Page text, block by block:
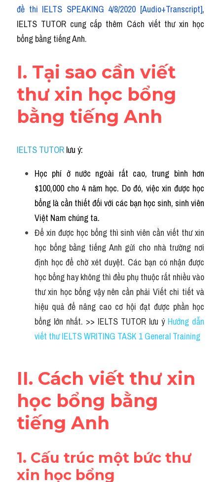
Idiom
Grammar
Word form
Cách dùng từ
Phân biệt từ
Writing
Reading
Vocabulary
đề thi IELTS SPEAKING 4/8/2020 [Audio+Transcript],
IELTS TUTOR cung cấp thêm Cách viết thư xin học
bổng bằng tiếng Anh.
I. Tại sao cần viết
thư xin học bổng
bằng tiếng Anh
IELTS TUTOR lưu ý:
Học phí ở nước ngoài rất cao, trung bình hơn
$100,000 cho 4 năm học. Do đó, việc xin được học
bổng là cần thiết đối với các bạn học sinh, sinh viên
Việt Nam chúng ta.
Để xin được học bổng thì sinh viên cần viết thư xin
học bổng bằng tiếng Anh gửi cho nhà trường nơi
định học để chờ xét duyệt. Các bạn có nhận được
học bổng hay không thì đều phụ thuộc rất nhiều vào
thư xin học bổng vậy nên cần phải Viết chi tiết và
hiệu quả để nâng cao cơ hội đạt được phần học
bổng lớn nhất. >> IELTS TUTOR lưu ý Hướng dẫn
viết thư IELTS WRITING TASK 1 General Training
II. Cách viết thư xin
học bổng bằng
tiếng Anh
1. Cấu trúc một bức thư
xin học bổng